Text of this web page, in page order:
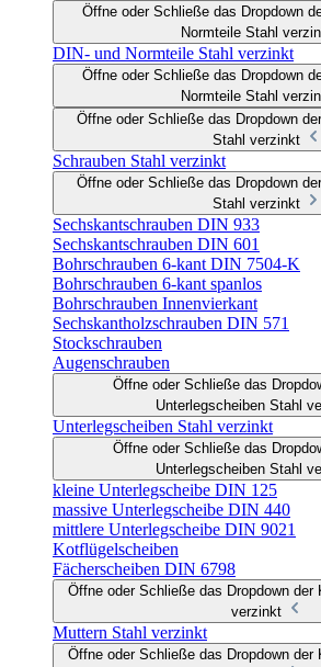
Öffne oder Schließe das Dropdown
Normteile Stahl
DIN- und Normteile Stahl verzinkt
Öffne oder Schließe das Dropdown
Normteile Stahl
Öffne oder Schließe das Dropdown
Stahl verzinkt
Schrauben Stahl verzinkt
Öffne oder Schließe das Dropdown
Stahl verzinkt
Sechskantschrauben DIN 933
Sechskantschrauben DIN 601
Bohrschrauben 6-kant DIN 7504-K
Bohrschrauben 6-kant spanlos
Bohrschrauben Innenvierkant
Sechskantholzschrauben DIN 571
Stockschrauben
Augenschrauben
Öffne oder Schließe das
Unterlegscheiben Stahl
Unterlegscheiben Stahl verzinkt
Öffne oder Schließe das
Unterlegscheiben Stahl
kleine Unterlegscheibe DIN 125
massive Unterlegscheibe DIN 440
mittlere Unterlegscheibe DIN 9021
Kotflügelscheiben
Fächerscheiben DIN 6798
Öffne oder Schließe das Dropdown der
verzinkt
Muttern Stahl verzinkt
Öffne oder Schließe das Dropdown der